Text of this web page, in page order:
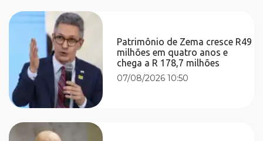
Patrimônio de Zema cresce R49
milhões em quatro anos e
chega a R 178,7 milhões
07/08/2026 10:50